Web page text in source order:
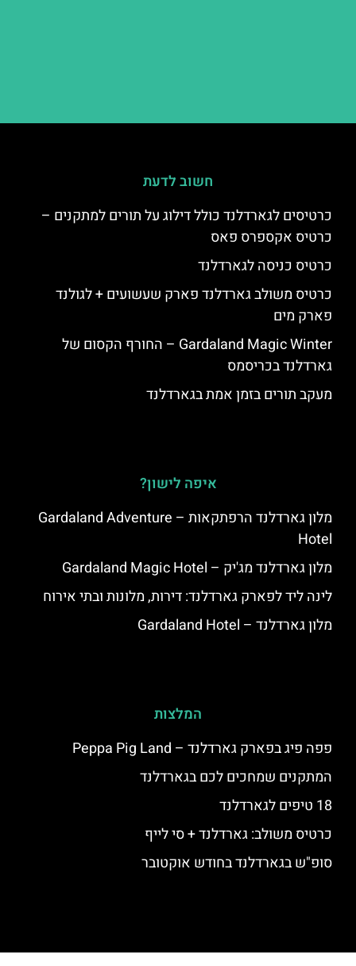
חשוב לדעת
כרטיסים לגארדלנד כולל דילוג על תורים למתקנים –
כרטיס אקספרס פאס
כרטיס כניסה לגארדלנד
כרטיס משולב גארדלנד פארק שעשועים + לגולנד
פארק מים
Gardaland Magic Winter – החורף הקסום של
גארדלנד בכריסמס
מעקב תורים בזמן אמת בגארדלנד
איפה לישון?
מלון גארדלנד הרפתקאות – Gardaland Adventure
Hotel
מלון גארדלנד מג'יק – Gardaland Magic Hotel
לינה ליד לפארק גארדלנד: דירות, מלונות ובתי אירוח
מלון גארדלנד – Gardaland Hotel
המלצות
פפה פיג בפארק גארדלנד – Peppa Pig Land
המתקנים שמחכים לכם בגארדלנד
18 טיפים לגארדלנד
כרטיס משולב: גארדלנד + סי לייף
סופ"ש בגארדלנד בחודש אוקטובר